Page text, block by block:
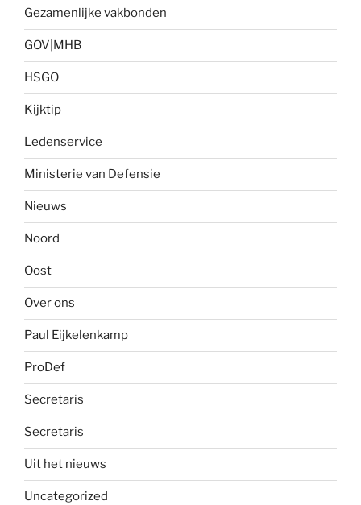
Gezamenlijke vakbonden
GOV|MHB
HSGO
Kijktip
Ledenservice
Ministerie van Defensie
Nieuws
Noord
Oost
Over ons
Paul Eijkelenkamp
ProDef
Secretaris
Secretaris
Uit het nieuws
Uncategorized